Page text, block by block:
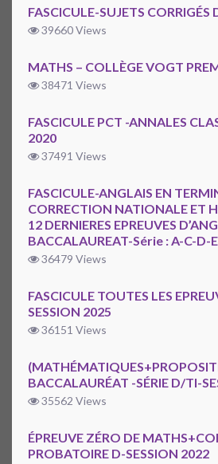
FASCICULE-SUJETS CORRIGÉS
39660 Views
MATHS – COLLÈGE VOGT
38471 Views
FASCICULE PCT -ANNALES
2020
37491 Views
FASCICULE-ANGLAIS EN
CORRECTION NATIONALE ET
12 DERNIERES EPREUVES
BACCALAUREAT-Série : A-C-D-E
36479 Views
FASCICULE TOUTES LES
SESSION 2025
36151 Views
BACCALAURÉAT -SÉRIE D/TI-
35562 Views
ÉPREUVE ZÉRO DE
PROBATOIRE D-SESSION 2022